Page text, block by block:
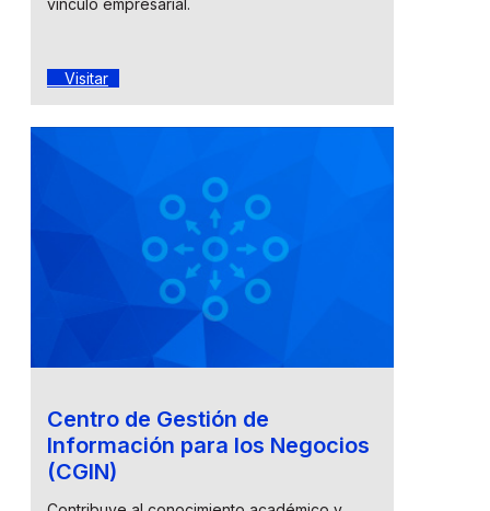
Visitar
Centro de Gestión de
Información para los Negocios
(CGIN)